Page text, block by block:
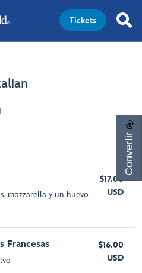
Tickets
mozzarella y un huevo
$17.00
USD
Francesas
$16.00
USD
Convertir